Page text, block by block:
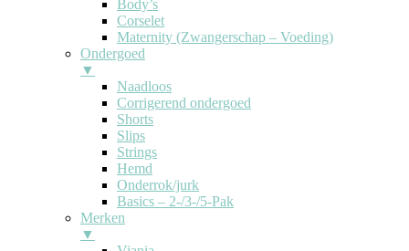
Body’s
Corselet
Maternity (Zwangerschap – Voeding)
Ondergoed
▼
Naadloos
Corrigerend ondergoed
Shorts
Slips
Strings
Hemd
Onderrok/jurk
Basics – 2-/3-/5-Pak
Merken
▼